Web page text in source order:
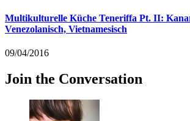
Multikulturelle Küche Teneriffa Pt. II:
Venezolanisch, Vietnamesisch
09/04/2016
Join the Conversation